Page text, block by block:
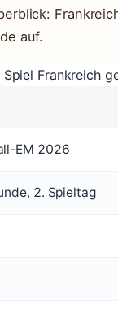
auf.
Frankreich
EM 2026
2. Spieltag